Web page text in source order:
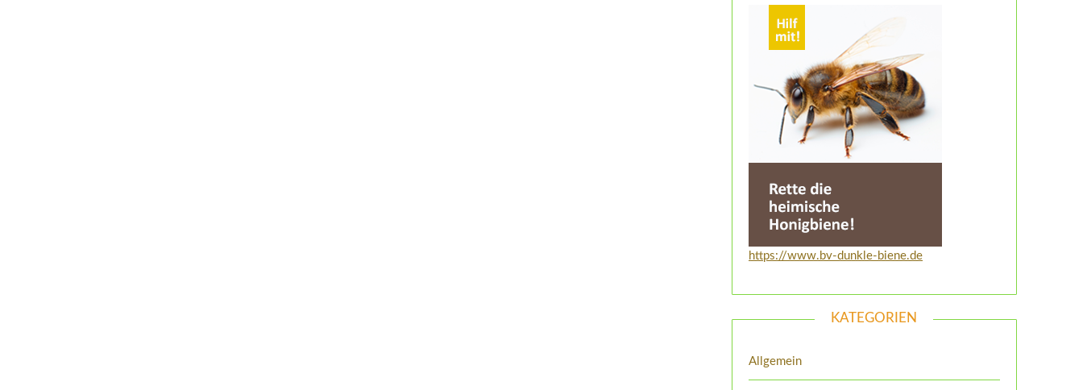
https://www.bv-dunkle-biene.de
KATEGORIEN
Allgemein